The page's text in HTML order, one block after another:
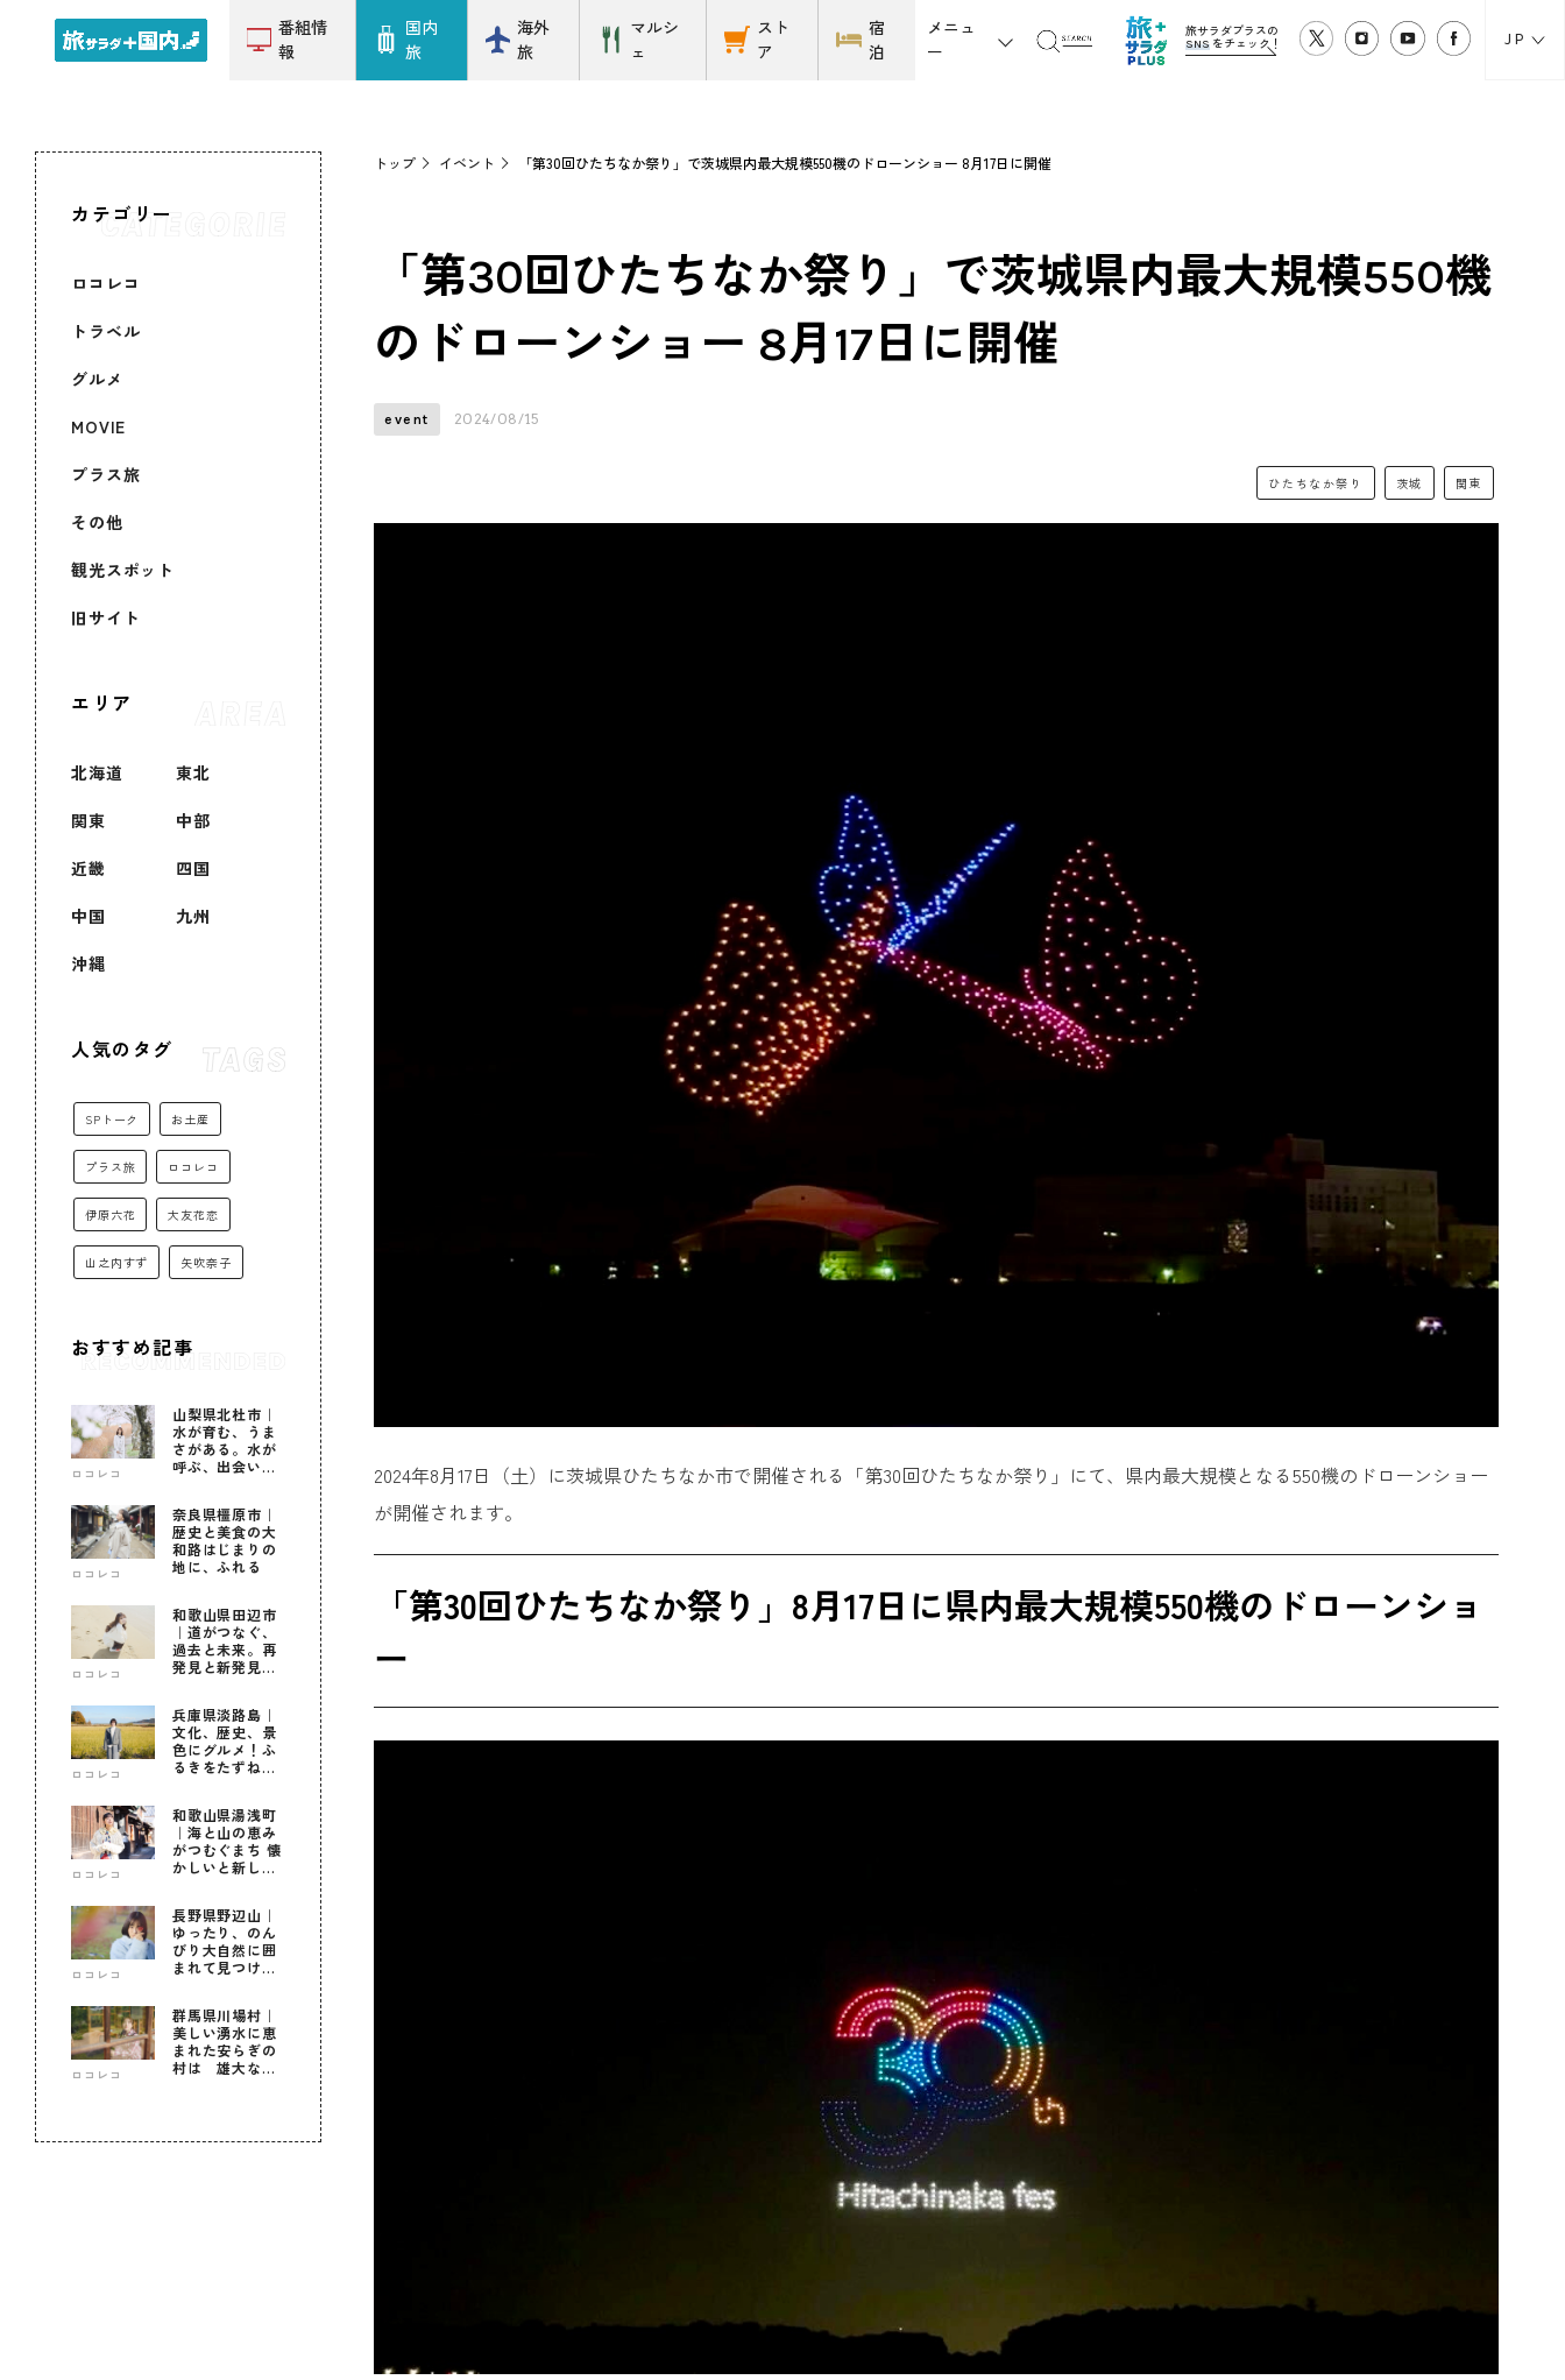
番組情
報
国内
旅
海外
旅
マルシ
ェ
スト
ア
宿
泊
メニュ
ー
旅サラダプラスの
SNS をチェック！ JP
カテゴリー
ロコレコ
トラベル
グルメ
MOVIE
プラス旅
その他
観光スポット
旧サイト
エリア
北海道 東北
関東 中部
近畿 四国
中国 九州
沖縄
人気のタグ
SPトーク お土産
プラス旅 ロコレコ
伊原六花 大友花恋
山之内すず 矢吹奈子
おすすめ記事
ロコレコ
山梨県北杜市｜
水が育む、うま
さがある。水が
呼ぶ、出会いが
ロコレコ
奈良県橿原市｜
歴史と美食の大
和路はじまりの
地に、ふれる
ロコレコ
和歌山県田辺市
｜道がつなぐ、
過去と未来。再
発見と新発見の
ロコレコ
兵庫県淡路島｜
文化、歴史、景
色にグルメ！ふ
るきをたずねて
ロコレコ
和歌山県湯浅町
｜海と山の恵み
がつむぐまち 懐
かしいと新しい
ロコレコ
長野県野辺山｜
ゆったり、のん
びり大自然に囲
まれて見つけ
ロコレコ
群馬県川場村｜
美しい湧水に恵
まれた安らぎの
村は 雄大な自
トップ イベント 「第30回ひたちなか祭り」で茨城県内最大規模550機のドローンショー 8月17日に開催
「第30回ひたちなか祭り」で茨城県内最大規模550機
のドローンショー 8月17日に開催
event 2024/08/15
ひたちなか祭り 茨城 関東
2024年8月17日（土）に茨城県ひたちなか市で開催される「第30回ひたちなか祭り」にて、県内最大規模となる550機のドローンショー
が開催されます。
「第30回ひたちなか祭り」8月17日に県内最大規模550機のドローンショ
ー